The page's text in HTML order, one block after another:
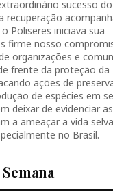
sucesso
recuperação
Poliseres iniciava sua
firme nosso
organizações e
frente da proteção da
ações de
de espécies em
deixar de evidenciar as
a ameaçar a vida
no Brasil.